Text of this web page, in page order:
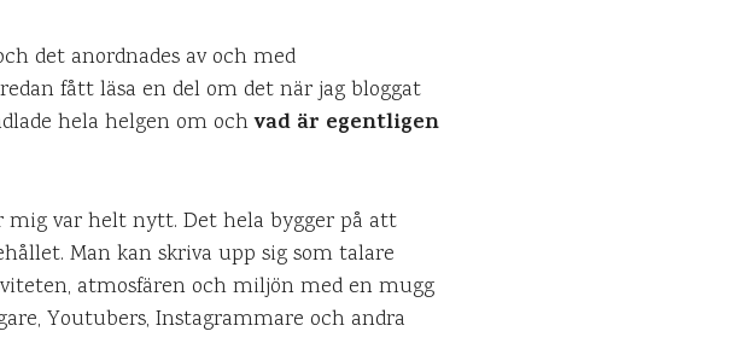
det anordnades av och med
fått läsa en del om det när jag bloggat
hela helgen om ochvad är egentligen
mig var helt nytt. Det hela bygger på att
Man kan skriva upp sig som talare
atmosfären och miljön med en mugg
Youtubers, Instagrammare och andra